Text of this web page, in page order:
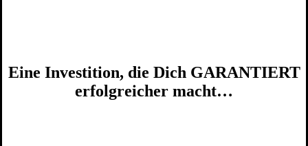
Eine Investition, die Dich GARANTIERT
erfolgreicher macht…